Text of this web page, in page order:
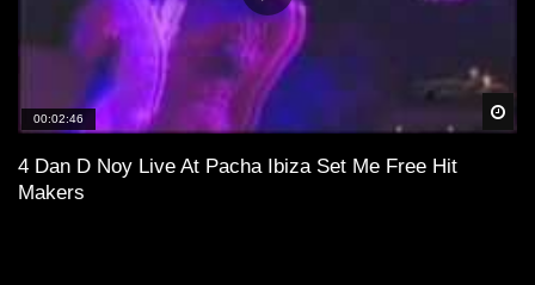
00:02:46
4 Dan D Noy Live At Pacha Ibiza Set Me Free Hit
Makers